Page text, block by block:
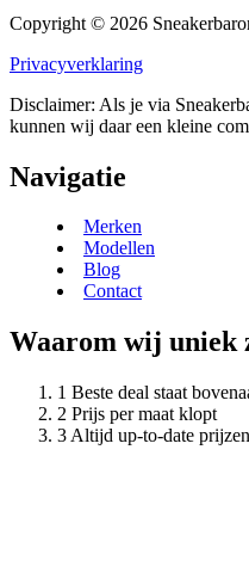
Copyright © 2026
Privacyverklaring
Disclaimer: Als je via
kunnen wij daar een kleine
Navigatie
Merken
Modellen
Blog
Contact
Waarom wij uniek
Beste deal staat
Prijs per maat klopt
Altijd up-to-date prijzen